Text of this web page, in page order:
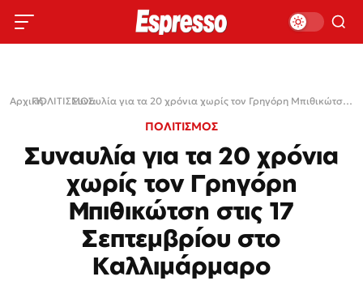
Αρχική›
ΠΟΛΙΤΙΣΜΟΣ› Συναυλία για τα 20 χρόνια χωρίς τον Γρηγόρη Μπιθικώτση στις 17 Σεπτεμβρίου στο Καλλιμάρμαρο
ΠΟΛΙΤΙΣΜΟΣ
Συναυλία για τα 20 χρόνια
χωρίς τον Γρηγόρη
Μπιθικώτση στις 17
Σεπτεμβρίου στο
Καλλιμάρμαρο